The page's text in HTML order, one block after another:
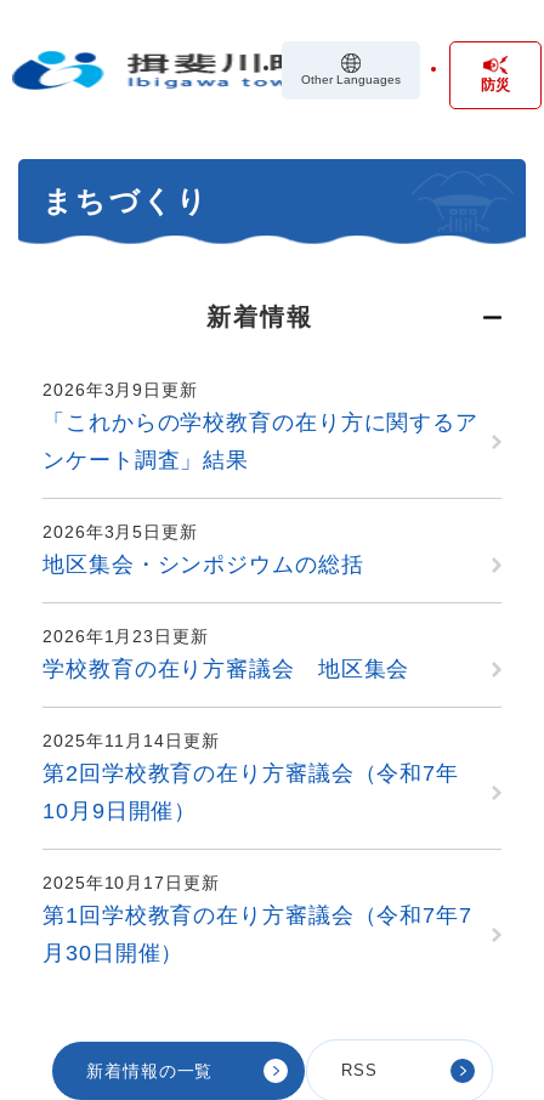
の
Other Languages 防災
まちづくり
新着情報
2026年3月9日更新
「これからの学校教育の在り方に関するア
ンケート調査」結果
2026年3月5日更新
地区集会・シンポジウムの総括
2026年1月23日更新
学校教育の在り方審議会 地区集会
2025年11月14日更新
第2回学校教育の在り方審議会（令和7年
10月9日開催）
2025年10月17日更新
第1回学校教育の在り方審議会（令和7年7
月30日開催）
新着情報の一覧 RSS